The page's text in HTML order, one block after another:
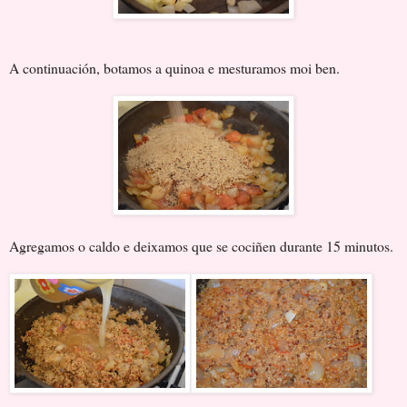
A continuación, botamos a quinoa e mesturamos moi ben.
Agregamos o caldo e deixamos que se cociñen durante 15 minutos.